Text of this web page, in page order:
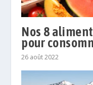
Nos 8
pour
26 août 2022